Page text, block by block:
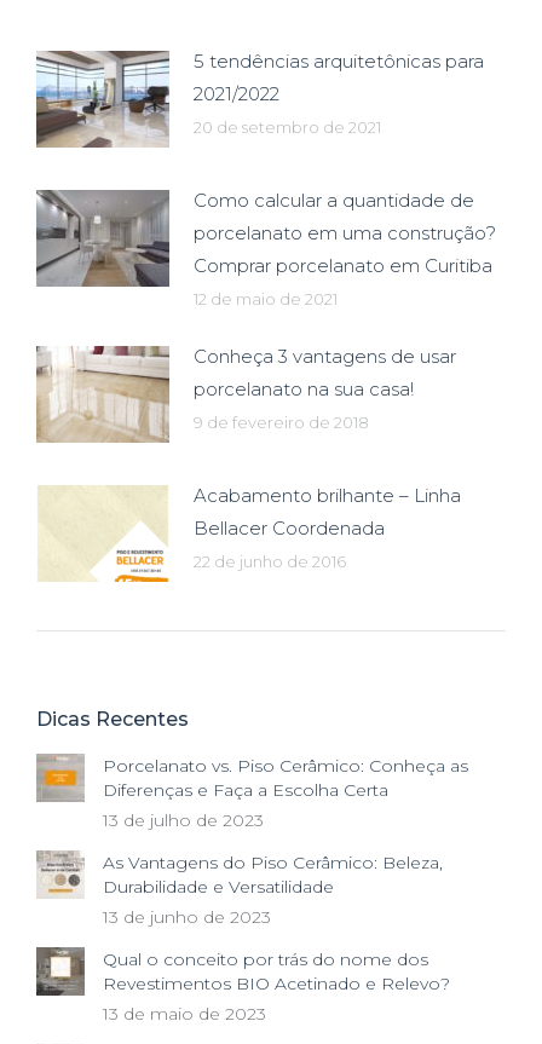
5 tendências arquitetônicas para
2021/2022
20 de setembro de 2021
Como calcular a quantidade de
porcelanato em uma construção?
Comprar porcelanato em Curitiba
12 de maio de 2021
Conheça 3 vantagens de usar
porcelanato na sua casa!
9 de fevereiro de 2018
Acabamento brilhante – Linha
Bellacer Coordenada
22 de junho de 2016
Dicas Recentes
Porcelanato vs. Piso Cerâmico: Conheça as
Diferenças e Faça a Escolha Certa
13 de julho de 2023
As Vantagens do Piso Cerâmico: Beleza,
Durabilidade e Versatilidade
13 de junho de 2023
Qual o conceito por trás do nome dos
Revestimentos BIO Acetinado e Relevo?
13 de maio de 2023